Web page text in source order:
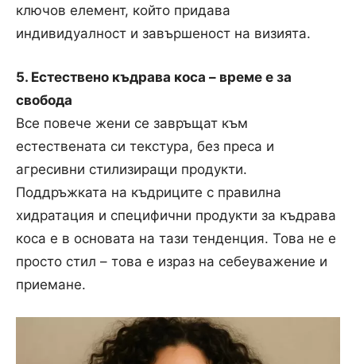
ключов елемент, който придава
индивидуалност и завършеност на визията.
5. Естествено къдрава коса – време е за
свобода
Все повече жени се завръщат към
естествената си текстура, без преса и
агресивни стилизиращи продукти.
Поддръжката на къдриците с правилна
хидратация и специфични продукти за къдрава
коса е в основата на тази тенденция. Това не е
просто стил – това е израз на себеуважение и
приемане.